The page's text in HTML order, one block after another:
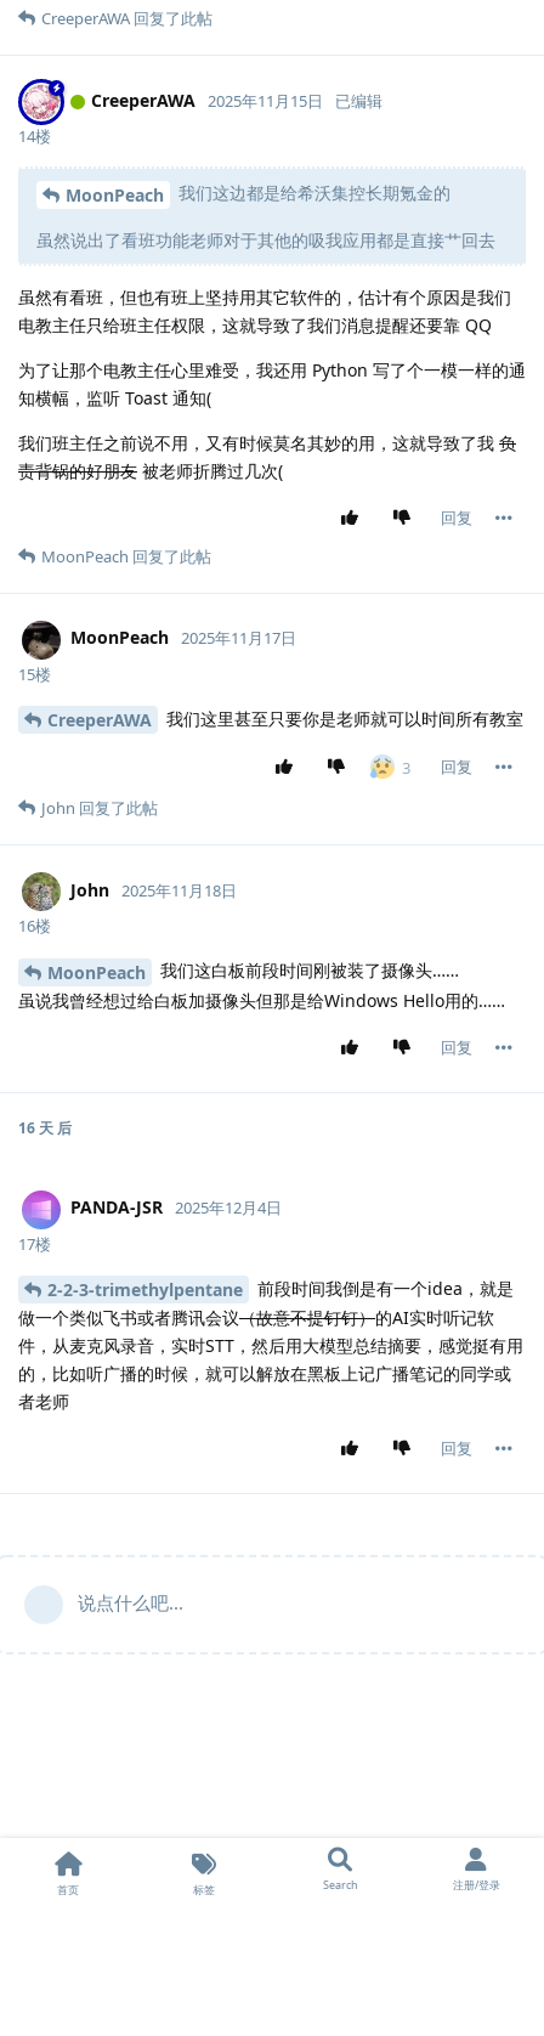
CreeperAWA 回复了此帖
CreeperAWA 2025年11月15日
已编辑
14楼
MoonPeach 我们这边都是给希沃集控长期氪金的
虽然说出了看班功能老师对于其他的吸我应用都是直接艹回去
虽然有看班，但也有班上坚持用其它软件的，估计有个原因是我们
电教主任只给班主任权限，这就导致了我们消息提醒还要靠 QQ
为了让那个电教主任心里难受，我还用 Python 写了个一模一样的通
知横幅，监听 Toast 通知(
我们班主任之前说不用，又有时候莫名其妙的用，这就导致了我 负
责背锅的好朋友 被老师折腾过几次(
回复
MoonPeach 回复了此帖
MoonPeach 2025年11月17日
15楼
CreeperAWA 我们这里甚至只要你是老师就可以时间所有教室
3
回复
John 回复了此帖
John 2025年11月18日
16楼
MoonPeach
我们这白板前段时间刚被装了摄像头……
虽说我曾经想过给白板加摄像头但那是给Windows Hello用的……
回复
16 天 后
PANDA-JSR 2025年12月4日
17楼
2-2-3-trimethylpentane
前段时间我倒是有一个idea，就是
做一个类似飞书或者腾讯会议（故意不提钉钉）的AI实时听记软
件，从麦克风录音，实时STT，然后用大模型总结摘要，感觉挺有用
的，比如听广播的时候，就可以解放在黑板上记广播笔记的同学或
者老师
回复
说点什么吧...
首页 标签 Search 注册/登录